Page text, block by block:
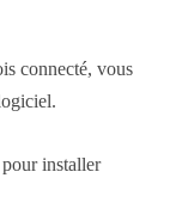
connecté, vous
installer